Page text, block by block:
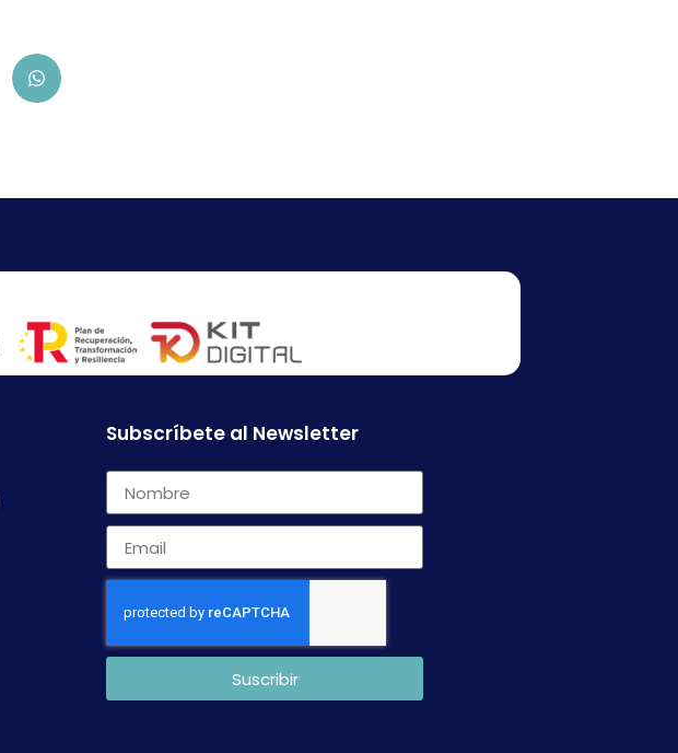
Subscríbete al Newsletter
Suscribir